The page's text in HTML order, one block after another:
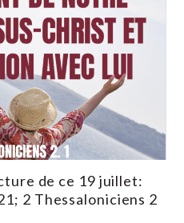
de ce 19 juillet:
2 Thessaloniciens 2